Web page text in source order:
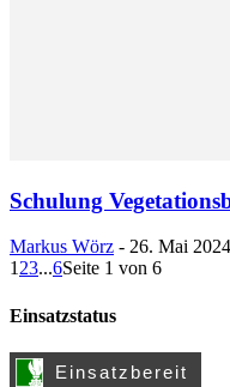
Schulung
Markus Wörz - 26. Mai 2024
1 23...6Seite 1 von 6
Einsatzstatus